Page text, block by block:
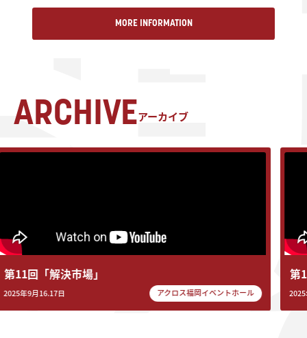
MORE INFORMATION
ARCHIVEアーカイブ
解決市場」
日 アクロス福岡イベントホール
第10回「
2025年5月27日